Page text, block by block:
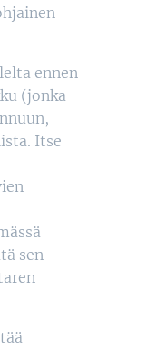
ennen
(jonka
Itse
sen